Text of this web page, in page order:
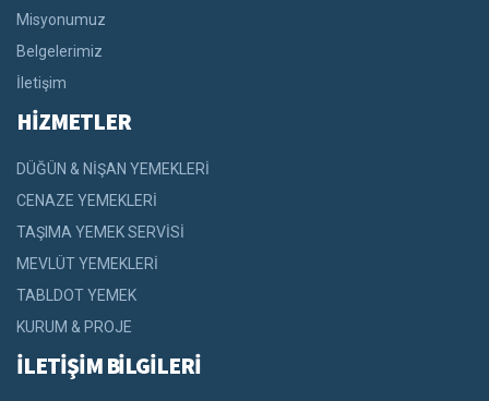
Misyonumuz
Belgelerimiz
İletişim
HİZMETLER
DÜĞÜN & NİŞAN YEMEKLERİ
CENAZE YEMEKLERİ
TAŞIMA YEMEK SERVİSİ
MEVLÜT YEMEKLERİ
TABLDOT YEMEK
KURUM & PROJE
İLETİŞİM BİLGİLERİ